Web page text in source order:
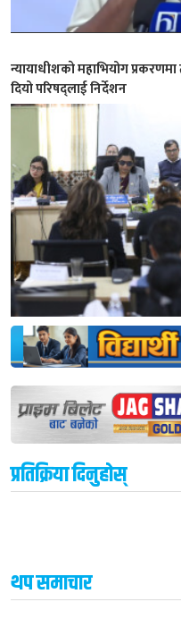
न्यायाधीशकाे महाभियोग
दियो परिषद्लाई निर्देशन
प्रतिक्रिया दिनुहोस्
थप समाचार